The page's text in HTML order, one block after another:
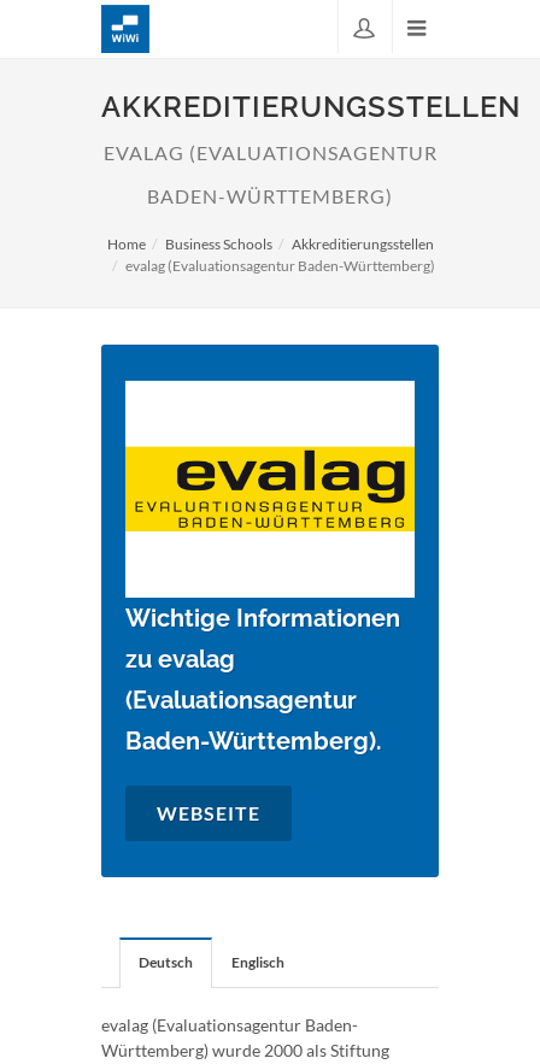
AKKREDITIERUNGSSTELLEN
EVALAG (EVALUATIONSAGENTUR
BADEN-WÜRTTEMBERG)
Home Business Schools
Akkreditierungsstellen
evalag (Evaluationsagentur Baden-Württemberg)
Wichtige Informationen
zu evalag
(Evaluationsagentur
Baden-Württemberg).
WEBSEITE
Deutsch Englisch
evalag (Evaluationsagentur Baden-
Württemberg) wurde 2000 als Stiftung